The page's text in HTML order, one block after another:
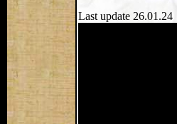
Last update 26.01.24